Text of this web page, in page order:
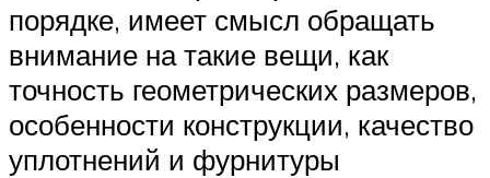
порядке, имеет смысл обращать
внимание на такие вещи, как
точность геометрических размеров,
особенности конструкции, качество
уплотнений и фурнитуры